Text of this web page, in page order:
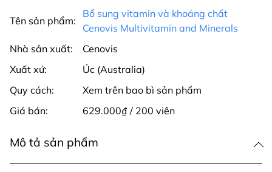
Tên sản phẩm:
Bổ sung vitamin và khoáng chất
Cenovis Multivitamin and Minerals
Nhà sản xuất:
Cenovis
Xuất xứ:
Úc (Australia)
Quy cách:
Xem trên bao bì sản phẩm
Giá bán:
629.000₫ / 200 viên
Mô tả sản phẩm